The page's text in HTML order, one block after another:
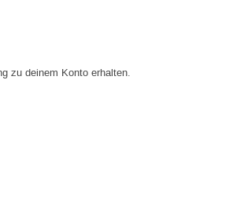
zu deinem Konto erhalten.